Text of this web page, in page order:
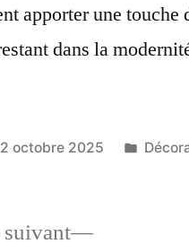
apporter une touche
dans la
2 octobre 2025
Publié
Article